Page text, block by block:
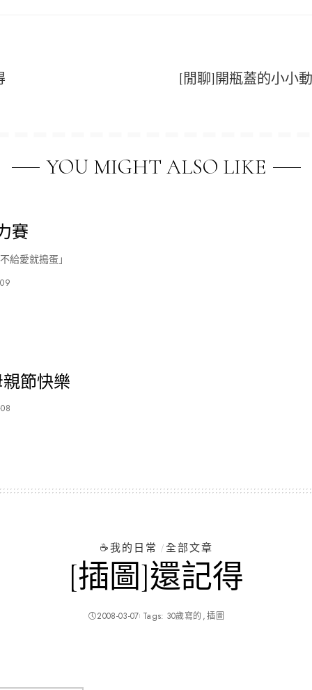
[閒聊]開瓶蓋的小小動
YOU MIGHT ALSO LIKE
賽
給愛就搗蛋」
親節快樂
☕️我的日常 全部文章
[插圖]還記得
2008-03-07 Tags: 30歲寫的 插圖